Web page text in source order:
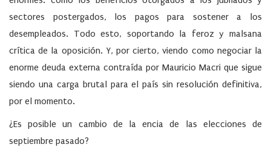
sectores postergados, los pagos para sostener a los
desempleados. Todo esto, soportando la feroz y malsana
crítica de la oposición. Y, por cierto, viendo como negociar la
enorme deuda externa contraída por Mauricio Macri que sigue
siendo una carga brutal para el país sin resolución definitiva,
por el momento.
¿Es posible un cambio de la encia de las elecciones de
septiembre pasado?